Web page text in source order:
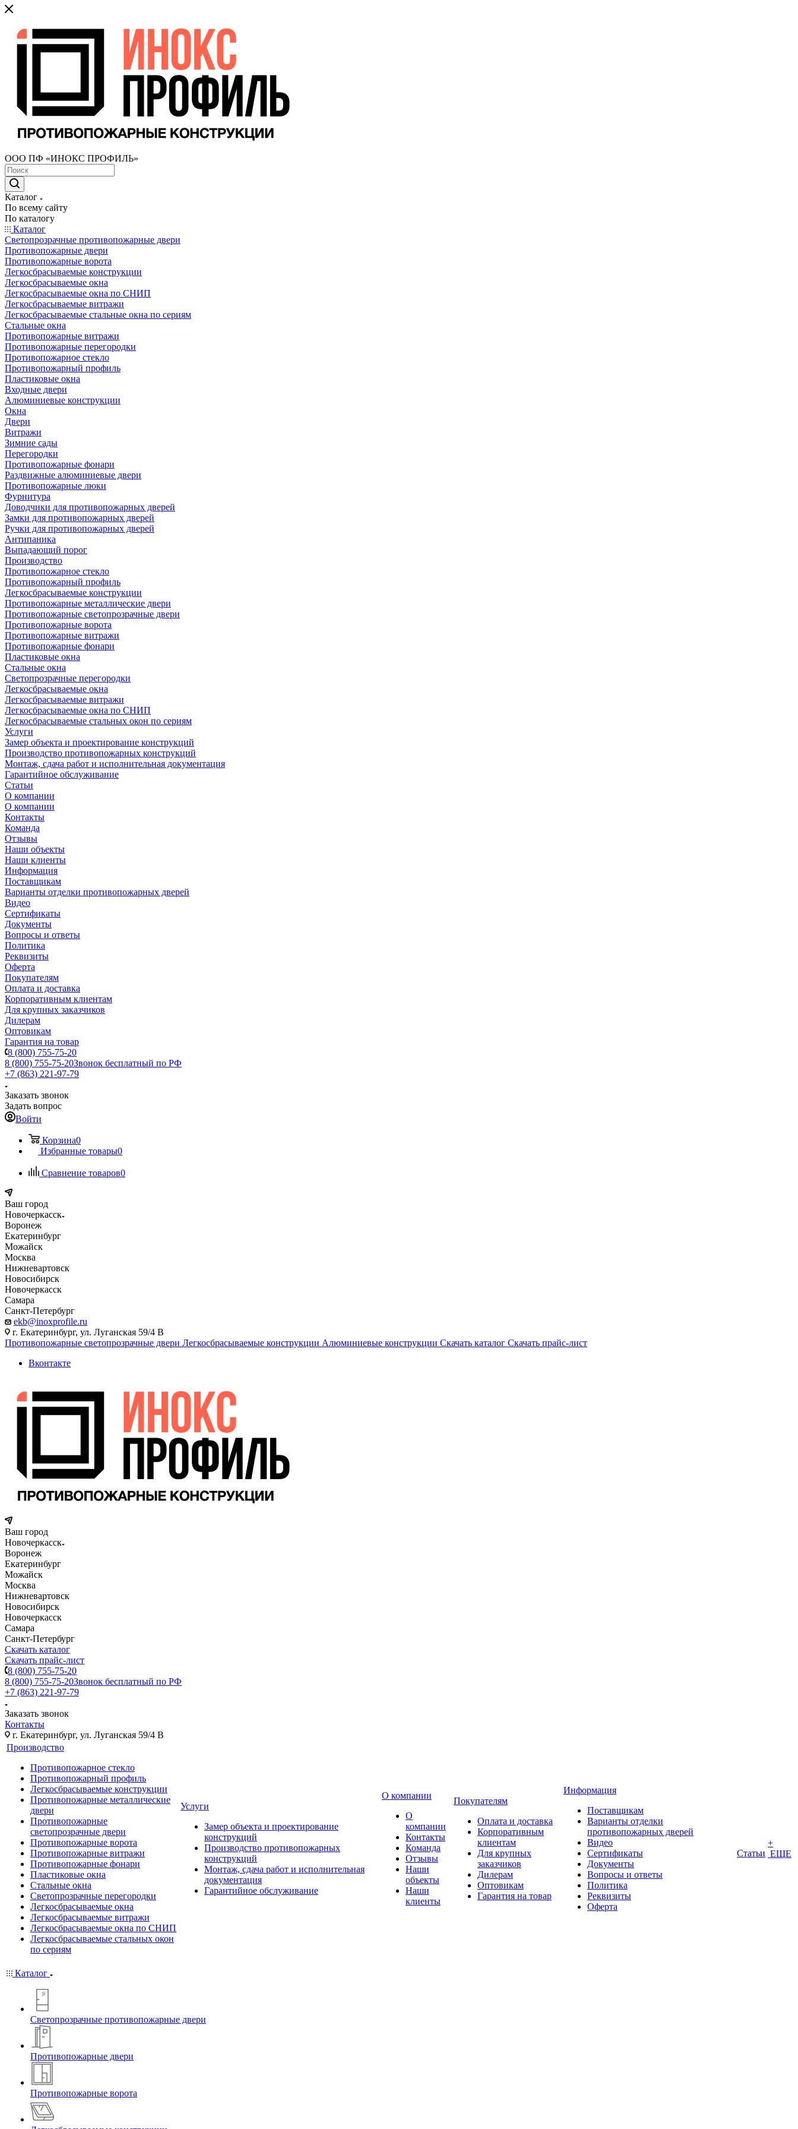
ООО ПФ «ИНОКС ПРОФИЛЬ»
Каталог
По всему сайту
По каталогу
Каталог
Светопрозрачные противопожарные двери
Противопожарные двери
Противопожарные ворота
Легкосбрасываемые конструкции
Легкосбрасываемые окна
Легкосбрасываемые окна по СНИП
Легкосбрасываемые витражи
Легкосбрасываемые стальные окна по сериям
Стальные окна
Противопожарные витражи
Противопожарные перегородки
Противопожарное стекло
Противопожарный профиль
Пластиковые окна
Входные двери
Алюминиевые конструкции
Окна
Двери
Витражи
Зимние сады
Перегородки
Противопожарные фонари
Раздвижные алюминиевые двери
Противопожарные люки
Фурнитура
Доводчики для противопожарных дверей
Замки для противопожарных дверей
Ручки для противопожарных дверей
Антипаника
Выпадающий порог
Производство
Противопожарное стекло
Противопожарный профиль
Легкосбрасываемые конструкции
Противопожарные металлические двери
Противопожарные светопрозрачные двери
Противопожарные ворота
Противопожарные витражи
Противопожарные фонари
Пластиковые окна
Стальные окна
Светопрозрачные перегородки
Легкосбрасываемые окна
Легкосбрасываемые витражи
Легкосбрасываемые окна по СНИП
Легкосбрасываемые стальных окон по сериям
Услуги
Замер объекта и проектирование конструкций
Производство противопожарных конструкций
Монтаж, сдача работ и исполнительная документация
Гарантийное обслуживание
Статьи
О компании
О компании
Контакты
Команда
Отзывы
Наши объекты
Наши клиенты
Информация
Поставщикам
Варианты отделки противопожарных дверей
Видео
Сертификаты
Документы
Вопросы и ответы
Политика
Реквизиты
Оферта
Покупателям
Оплата и доставка
Корпоративным клиентам
Для крупных заказчиков
Дилерам
Оптовикам
Гарантия на товар
8 (800) 755-75-20
8 (800) 755-75-20Звонок бесплатный по РФ
+7 (863) 221-97-79
Заказать звонок
Задать вопрос
Войти
Корзина0
Избранные товары0
Сравнение товаров0
Ваш город
Новочеркасск
Воронеж
Екатеринбург
Можайск
Москва
Нижневартовск
Новосибирск
Новочеркасск
Самара
Санкт-Петербург
ekb@inoxprofile.ru
г. Екатеринбург, ул. Луганская 59/4 В
Противопожарные светопрозрачные двери Легкосбрасываемые конструкции Алюминиевые конструкции Скачать каталог Скачать прайс-лист
Вконтакте
Ваш город
Новочеркасск
Воронеж
Екатеринбург
Можайск
Москва
Нижневартовск
Новосибирск
Новочеркасск
Самара
Санкт-Петербург
Скачать каталог
Скачать прайс-лист
8 (800) 755-75-20
8 (800) 755-75-20Звонок бесплатный по РФ
+7 (863) 221-97-79
Заказать звонок
Контакты
г. Екатеринбург, ул. Луганская 59/4 В
Производство
Противопожарное стекло
Противопожарный профиль
Легкосбрасываемые конструкции
Противопожарные металлические
двери
Противопожарные
светопрозрачные двери
Противопожарные ворота
Противопожарные витражи
Противопожарные фонари
Пластиковые окна
Стальные окна
Светопрозрачные перегородки
Легкосбрасываемые окна
Легкосбрасываемые витражи
Легкосбрасываемые окна по СНИП
Легкосбрасываемые стальных окон
по сериям
Услуги
Замер объекта и проектирование
конструкций
Производство противопожарных
конструкций
Монтаж, сдача работ и исполнительная
документация
Гарантийное обслуживание
О компании
О
компании
Контакты
Команда
Отзывы
Наши
объекты
Наши
клиенты
Покупателям
Оплата и доставка
Корпоративным
клиентам
Для крупных
заказчиков
Дилерам
Оптовикам
Гарантия на товар
Информация
Поставщикам
Варианты отделки
противопожарных дверей
Видео
Сертификаты
Документы
Вопросы и ответы
Политика
Реквизиты
Оферта
Статьи
+
ЕЩЕ
Каталог
Светопрозрачные противопожарные двери
Противопожарные двери
Противопожарные ворота